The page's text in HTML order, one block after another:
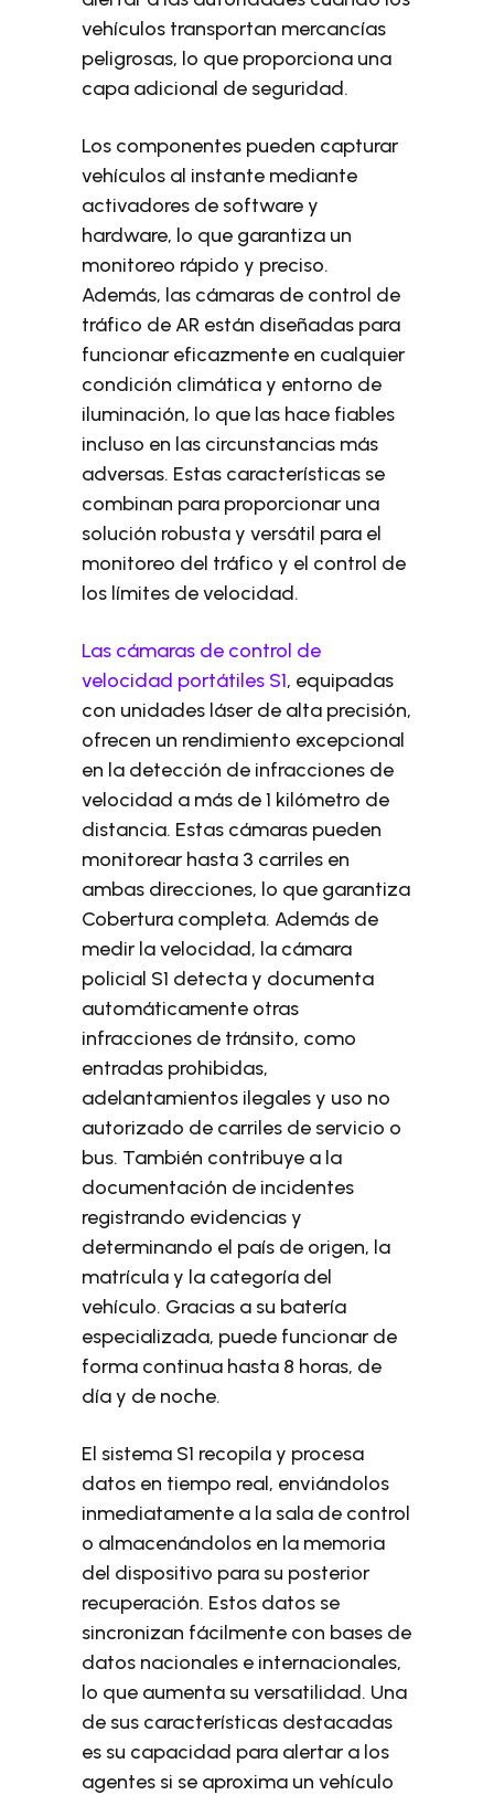
vehículos transportan mercancías
peligrosas, lo que proporciona una
capa adicional de seguridad.
Los componentes pueden capturar
vehículos al instante mediante
activadores de software y
hardware, lo que garantiza un
monitoreo rápido y preciso.
Además, las cámaras de control de
tráfico de AR están diseñadas para
funcionar eficazmente en cualquier
condición climática y entorno de
iluminación, lo que las hace fiables
incluso en las circunstancias más
adversas. Estas características se
combinan para proporcionar una
solución robusta y versátil para el
monitoreo del tráfico y el control de
los límites de velocidad.
Las cámaras de control de
velocidad portátiles S1, equipadas
con unidades láser de alta precisión,
ofrecen un rendimiento excepcional
en la detección de infracciones de
velocidad a más de 1 kilómetro de
distancia. Estas cámaras pueden
monitorear hasta 3 carriles en
ambas direcciones, lo que garantiza
Cobertura completa. Además de
medir la velocidad, la cámara
policial S1 detecta y documenta
automáticamente otras
infracciones de tránsito, como
entradas prohibidas,
adelantamientos ilegales y uso no
autorizado de carriles de servicio o
bus. También contribuye a la
documentación de incidentes
registrando evidencias y
determinando el país de origen, la
matrícula y la categoría del
vehículo. Gracias a su batería
especializada, puede funcionar de
forma continua hasta 8 horas, de
día y de noche.
El sistema S1 recopila y procesa
datos en tiempo real, enviándolos
inmediatamente a la sala de control
o almacenándolos en la memoria
del dispositivo para su posterior
recuperación. Estos datos se
sincronizan fácilmente con bases de
datos nacionales e internacionales,
lo que aumenta su versatilidad. Una
de sus características destacadas
es su capacidad para alertar a los
agentes si se aproxima un vehículo